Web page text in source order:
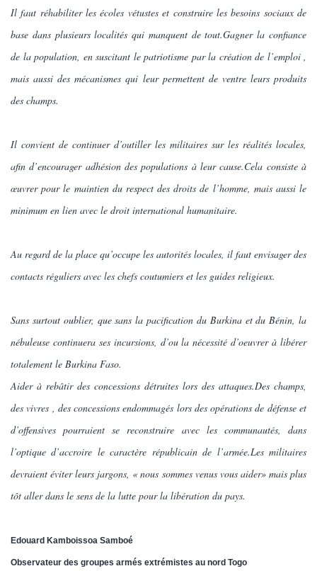
Il faut réhabiliter les écoles vétustes et construire les besoins sociaux de
base dans plusieurs localités qui manquent de tout.Gagner la confiance
de la population, en suscitant le patriotisme par la création de l’emploi ,
mais aussi des mécanismes qui leur permettent de ventre leurs produits
des champs.
Il convient de continuer d’outiller les militaires sur les réalités locales,
afin d’encourager adhésion des populations à leur cause.Cela consiste à
œuvrer pour le maintien du respect des droits de l’homme, mais aussi le
minimum en lien avec le droit international humanitaire.
Au regard de la place qu’occupe les autorités locales, il faut envisager des
contacts réguliers avec les chefs coutumiers et les guides religieux.
Sans surtout oublier, que sans la pacification du Burkina et du Bénin, la
nébuleuse continuera ses incursions, d’ou la nécessité d’oeuvrer à libérer
totalement le Burkina Faso.
Aider à rebâtir des concessions détruites lors des attaques.Des champs,
des vivres , des concessions endommagés lors des opérations de défense et
d’offensives pourraient se reconstruire avec les communautés, dans
l’optique d’accroire le caractère républicain de l’armée.Les militaires
devraient éviter leurs jargons, « nous sommes venus vous aider» mais plus
tôt aller dans le sens de la lutte pour la libération du pays.
Edouard Kamboissoa Samboé
Observateur des groupes armés extrémistes au nord Togo